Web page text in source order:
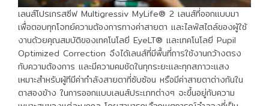
เลนส์โปรเกรสซีฟ Multigressiv MyLife® 2 เลนส์ที่ออกแบบมา
เพื่อตอบทุกโจทย์ความต้องการทางค่าสายตา และไลฟ์สไตล์ของผู้ใช้
งานด้วยคุณสมบัติของเทคโนโลยี EyeLT® และเทคโนโลยี Pupil
Optimized Correction จึงได้เลนส์ที่มีพื้นที่การใช้งานกว้างตรง
กับความต้องการ และมีความคมชัดในทุกระยะและทุกสภาวะแสง
เหมาะสำหรับผู้ทีมีค่ากำลังสายตาที่ซับซ้อน หรือมีค่าสายตาต่างกันใน
ตาสองข้าง ในการออกแบบเลนส์ประเภทต่างๆ จะขึ้นอยู่กับความ